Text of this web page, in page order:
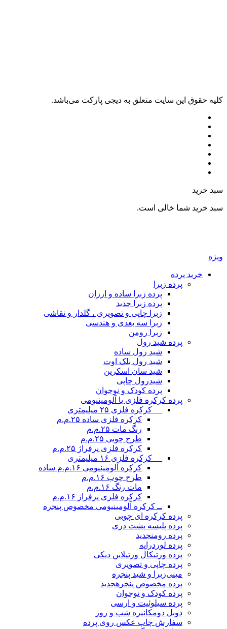
کليه حقوق اين سايت متعلق به دیجی پارکت می‌باشد.
سبد خرید
سبد خرید شما خالی است.
ویژه
خرید پرده
پرده زبرا
پرده زبرا ساده و ارزان
پرده زبرا جدید
زبرا چاپی و تصویری ، گلدار و نقاشی
زبرا سه بعدی و هندسی
زبرا رومن
پرده شید رول
شید رول ساده
شید رول بلک اوت
شید سان اسکرین
شیدرول چاپی
پرده کودک و نوجوان
پرده کرکره فلزی یا آلومینیومی
__ کرکره فلزی ۲۵ میلیمتری
کرکره فلزی ساده ۲۵.م.م
رنگ مات ۲۵.م.م
طرح چوبی ۲۵.م.م
کرکره فلزی پرفراژ ۲۵.م.م
__ کرکره فلزی ۱۶ میلیمتری
کرکره آلومینیومی ۱۶.م.م ساده
طرح چوب ۱۶.م.م
مات رنگ ۱۶.م.م
کرکره فلزی پرفراژ ۱۶.م.م
ــ کرکره آلومینیومی مخصوص پنجره
پرده کرکره ای چوبی
پرده پلیسه پشت دری
پرده رومنجدید
پرده لوردراپه
پرده ورتیکال ورتیلاین دیکی
پرده چاپی و تصویری
مینی‌زبرا و شید پنجره
پرده مخصوص پنجرهجدید
پرده کودک و نوجوان
پرده سیلوئیت و ارسی
دوبل دومکانیزه شب و روز
سفارش چاپ عکس روی پرده